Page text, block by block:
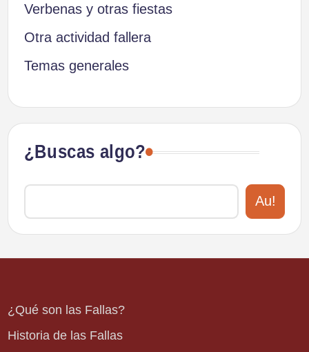
Verbenas y otras fiestas
Otra actividad fallera
Temas generales
¿Buscas algo?
Au!
¿Qué son las Fallas?
Historia de las Fallas